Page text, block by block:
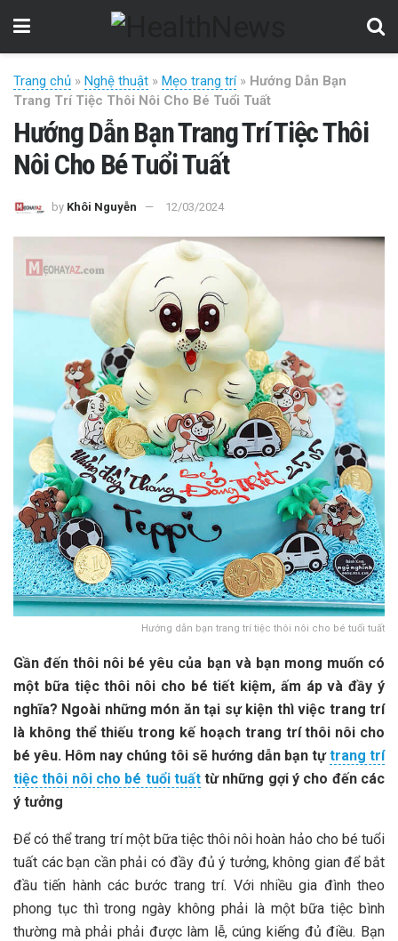
Trang chủ » Nghệ thuật » Mẹo trang trí» Hướng Dẫn Bạn
Trang Trí Tiệc Thôi Nôi Cho Bé Tuổi Tuất
Hướng Dẫn Bạn Trang Trí Tiệc Thôi
Nôi Cho Bé Tuổi Tuất
by Khôi Nguyễn 12/03/2024
Hướng dẫn bạn trang trí tiệc thôi nôi cho bé tuổi tuất
Gần đến thôi nôi bé yêu của bạn và bạn mong muốn có
một bữa tiệc thôi nôi cho bé tiết kiệm, ấm áp và đầy ý
nghĩa? Ngoài những món ăn tại sự kiện thì việc trang trí
là không thể thiếu trong kế hoạch trang trí thôi nôi cho
bé yêu. Hôm nay chúng tôi sẽ hướng dẫn bạn tựtrang trí
tiệc thôi nôi cho bé tuổi tuấttừ những gợi ý cho đến các
ý tưởng
Để có thể trang trí một bữa tiệc thôi nôi hoàn hảo cho bé tuổi
tuất các bạn cần phải có đầy đủ ý tưởng, không gian để bắt
đầu tiến hành các bước trang trí. Với nhiều gia đình theo
phong tục thì trong ngày không phải là một bữa tiệc bình
thường mà phải phải được làm lễ, cúng kiếng đủ điều. Bạn